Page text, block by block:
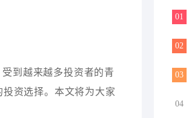
到越来越多投资者的青
资选择。本文将为大家
01
02
03
04